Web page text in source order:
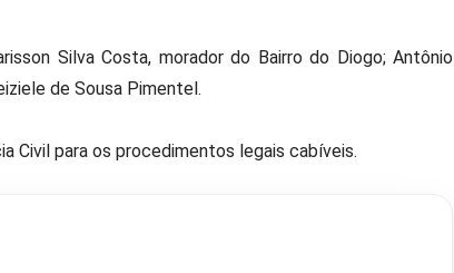
Silva Costa, morador do Bairro do Diogo; Antônio
de Sousa Pimentel.
Civil para os procedimentos legais cabíveis.